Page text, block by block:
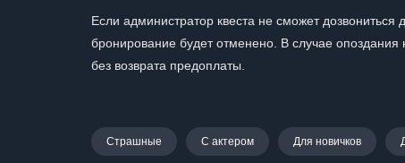
Если администратор квеста не сможет
бронирование будет отменено. В случае опоздания
без возврата предоплаты.
Страшные С актером Для новичков